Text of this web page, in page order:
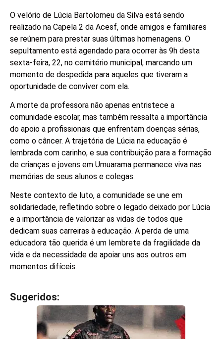
O velório de Lúcia Bartolomeu da Silva está sendo
realizado na Capela 2 da Acesf, onde amigos e familiares
se reúnem para prestar suas últimas homenagens. O
sepultamento está agendado para ocorrer às 9h desta
sexta-feira, 22, no cemitério municipal, marcando um
momento de despedida para aqueles que tiveram a
oportunidade de conviver com ela.
A morte da professora não apenas entristece a
comunidade escolar, mas também ressalta a importância
do apoio a profissionais que enfrentam doenças sérias,
como o câncer. A trajetória de Lúcia na educação é
lembrada com carinho, e sua contribuição para a formação
de crianças e jovens em Umuarama permanece viva nas
memórias de seus alunos e colegas.
Neste contexto de luto, a comunidade se une em
solidariedade, refletindo sobre o legado deixado por Lúcia
e a importância de valorizar as vidas de todos que
dedicam suas carreiras à educação. A perda de uma
educadora tão querida é um lembrete da fragilidade da
vida e da necessidade de apoiar uns aos outros em
momentos difíceis.
Sugeridos: